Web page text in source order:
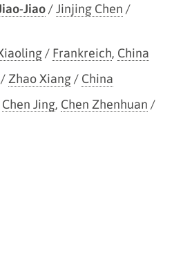
Jiao/Jinjing Chen /
/ Frankreich, China
/ Zhao Xiang/ China
Chen Jing, Chen Zhenhuan /